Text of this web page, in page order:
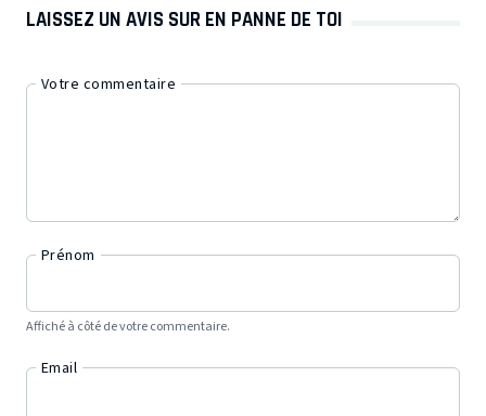
LAISSEZ UN AVIS SUR EN PANNE DE TOI
Votre commentaire
Prénom
Affiché à côté de votre commentaire.
Email